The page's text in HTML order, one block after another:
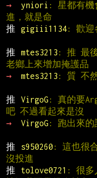
→
yniori : 星都有機
進，就是命
推
gigiii1134: 歡迎
推
mtes3213 : 推 最
老鄉上來增加掩護品
→
mtes3213 : 質 不
推
VirgoG: 真的要
吧 不過看起來是沒
→
VirgoG: 跑出來的
推
s950260 : 這也很
沒投進
推
tolove0721 : 很多